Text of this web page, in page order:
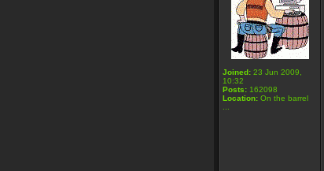
Joined: 23 Jun 2009,
10:32
Posts: 162098
Location: On the barrel